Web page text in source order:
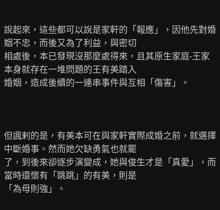
說起來，這些都可以說是家軒的「報應」，因他先對婚
姻不忠，而後又為了利益，與密切
相處後，本已發現沒那麼處得來，且其原生家庭-王家
本身就存在一堆問題的王有美踏入
婚姻，造成後續的一連串事件與互相「傷害」。
但諷剌的是，有美本可在與家軒實際成婚之前，就選擇
中斷婚事。然而她欠缺勇氣也就罷
了，到後來卻逐步演變成，她與俊生才是「真愛」，而
當時還懷有「跳跳」的有美，則是
「為母則強」。